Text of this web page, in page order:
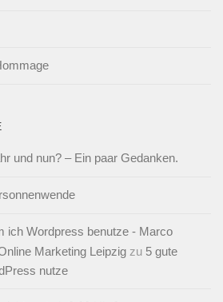
und nun? – Ein paar Gedanken.
ich Wordpress benutze - Marco
Marketing Leipzig zu 5 gute
nutze